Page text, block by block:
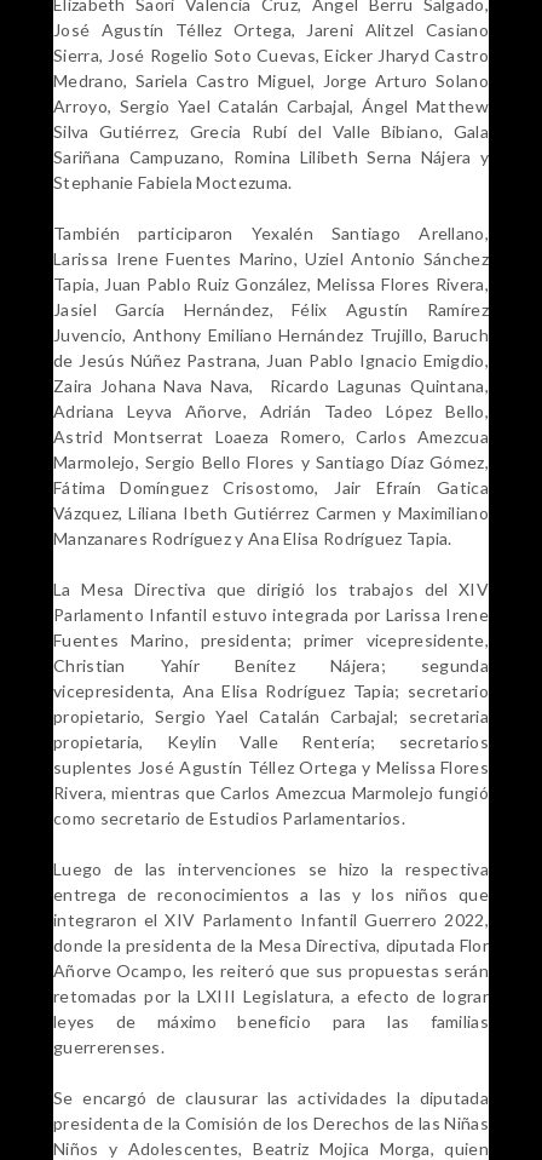
Elizabeth Saori Valencia Cruz, Ángel Berru Salgado,
José Agustín Téllez Ortega, Jareni Alitzel Casiano
Sierra, José Rogelio Soto Cuevas, Eicker Jharyd Castro
Medrano, Sariela Castro Miguel, Jorge Arturo Solano
Arroyo, Sergio Yael Catalán Carbajal, Ángel Matthew
Silva Gutiérrez, Grecia Rubí del Valle Bibiano, Gala
Sariñana Campuzano, Romina Lilibeth Serna Nájera y
Stephanie Fabiela Moctezuma.
También participaron Yexalén Santiago Arellano,
Larissa Irene Fuentes Marino, Uziel Antonio Sánchez
Tapia, Juan Pablo Ruiz González, Melissa Flores Rivera,
Jasiel García Hernández, Félix Agustín Ramírez
Juvencio, Anthony Emiliano Hernández Trujillo, Baruch
de Jesús Núñez Pastrana, Juan Pablo Ignacio Emigdio,
Zaira Johana Nava Nava, Ricardo Lagunas Quintana,
Adriana Leyva Añorve, Adrián Tadeo López Bello,
Astrid Montserrat Loaeza Romero, Carlos Amezcua
Marmolejo, Sergio Bello Flores y Santiago Díaz Gómez,
Fátima Domínguez Crisostomo, Jair Efraín Gatica
Vázquez, Liliana Ibeth Gutiérrez Carmen y Maximiliano
Manzanares Rodríguez y Ana Elisa Rodríguez Tapia.
La Mesa Directiva que dirigió los trabajos del XIV
Parlamento Infantil estuvo integrada por Larissa Irene
Fuentes Marino, presidenta; primer vicepresidente,
Christian Yahír Benítez Nájera; segunda
vicepresidenta, Ana Elisa Rodríguez Tapia; secretario
propietario, Sergio Yael Catalán Carbajal; secretaria
propietaria, Keylin Valle Rentería; secretarios
suplentes José Agustín Téllez Ortega y Melissa Flores
Rivera, mientras que Carlos Amezcua Marmolejo fungió
como secretario de Estudios Parlamentarios.
Luego de las intervenciones se hizo la respectiva
entrega de reconocimientos a las y los niños que
integraron el XIV Parlamento Infantil Guerrero 2022,
donde la presidenta de la Mesa Directiva, diputada Flor
Añorve Ocampo, les reiteró que sus propuestas serán
retomadas por la LXIII Legislatura, a efecto de lograr
leyes de máximo beneficio para las familias
guerrerenses.
Se encargó de clausurar las actividades la diputada
presidenta de la Comisión de los Derechos de las Niñas
Niños y Adolescentes, Beatriz Mojica Morga, quien